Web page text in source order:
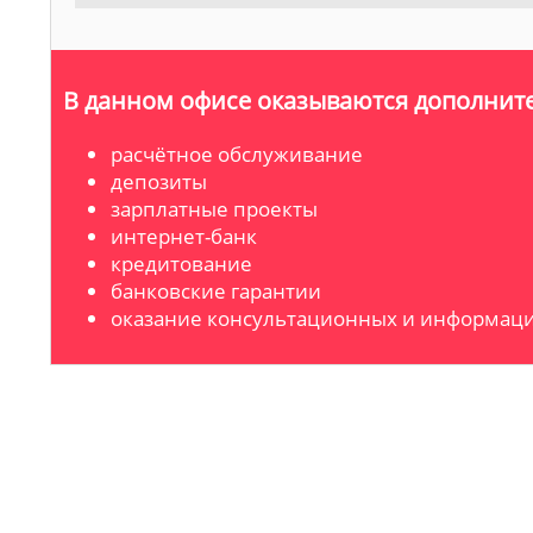
В данном офисе оказываются
расчётное обслуживание
депозиты
зарплатные проекты
интернет-банк
кредитование
банковские гарантии
оказание консультационных и